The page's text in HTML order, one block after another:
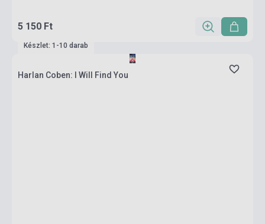
5 150 Ft
Készlet: 1-10 darab
Harlan Coben: I Will Find You